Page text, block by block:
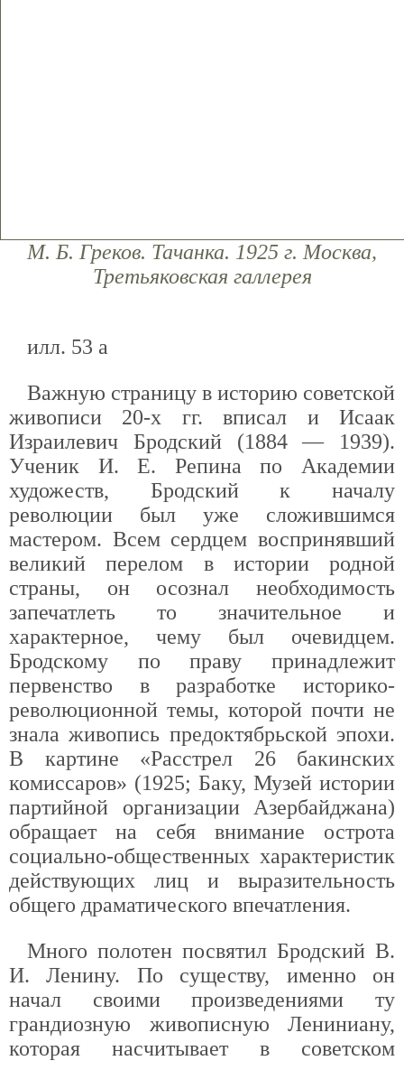
М. Б. Греков. Тачанка. 1925 г. Москва,
Третьяковская галлерея
илл. 53 а
Важную страницу в историю советской
живописи 20-х гг. вписал и Исаак
Израилевич Бродский (1884 — 1939).
Ученик И. Е. Репина по Академии
художеств, Бродский к началу
революции был уже сложившимся
мастером. Всем сердцем воспринявший
великий перелом в истории родной
страны, он осознал необходимость
запечатлеть то значительное и
характерное, чему был очевидцем.
Бродскому по праву принадлежит
первенство в разработке историко-
революционной темы, которой почти не
знала живопись предоктябрьской эпохи.
В картине «Расстрел 26 бакинских
комиссаров» (1925; Баку, Музей истории
партийной организации Азербайджана)
обращает на себя внимание острота
социально-общественных характеристик
действующих лиц и выразительность
общего драматического впечатления.
Много полотен посвятил Бродский В.
И. Ленину. По существу, именно он
начал своими произведениями ту
грандиозную живописную Лениниану,
которая насчитывает в советском